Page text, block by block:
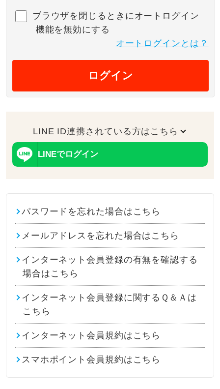
ブラウザを閉じるときにオートログイン
機能を無効にする
オートログインとは？
ログイン
LINE ID連携されている方はこちら
LINEでログイン
パスワードを忘れた場合はこちら
メールアドレスを忘れた場合はこちら
インターネット会員登録の有無を確認する
場合はこちら
インターネット会員登録に関するＱ＆Ａは
こちら
インターネット会員規約はこちら
スマホポイント会員規約はこちら